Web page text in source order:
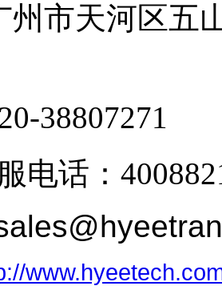
州市天河区五
38807271
电话：